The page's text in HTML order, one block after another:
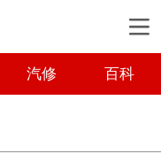
汽修 百科